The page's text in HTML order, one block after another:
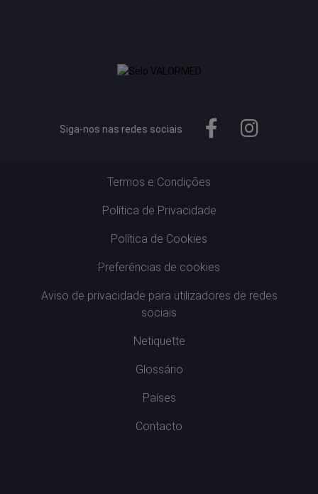
Siga-nos nas redes sociais
Termos e Condições
Política de Privacidade
Política de Cookies
Preferências de cookies
Aviso de privacidade para utilizadores de redes
sociais
Netiquette
Glossário
Países
Contacto